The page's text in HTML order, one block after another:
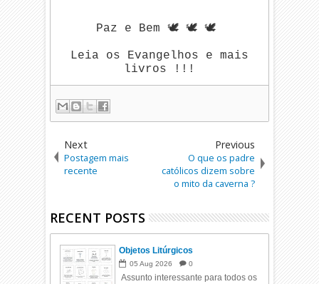
Paz e Bem 🕊️ 🕊️ 🕊️
Leia os Evangelhos e mais
livros !!!
Next
Postagem mais
recente
Previous
O que os padre
católicos dizem sobre
o mito da caverna ?
RECENT POSTS
Objetos Litúrgicos
05 Aug 2026 0
Assunto interessante para todos os